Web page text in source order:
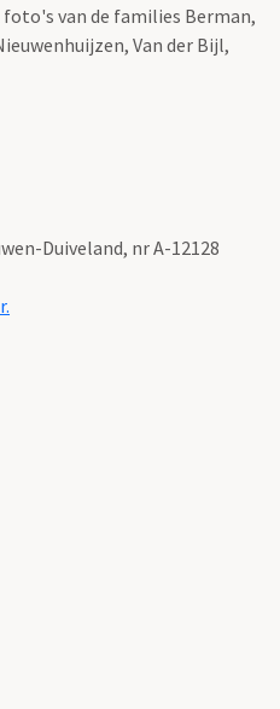
van de families Berman,
Van der Bijl,
Duiveland, nr A-12128